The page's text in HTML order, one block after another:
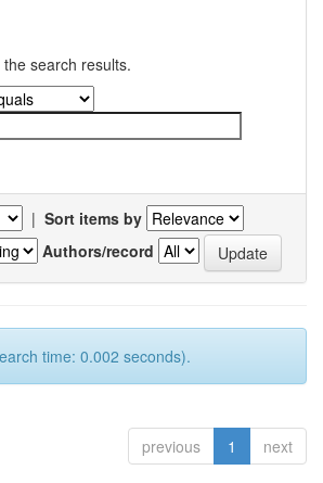
search results.
| Sort items by
Authors/record
time: 0.002 seconds).
previous 1 next